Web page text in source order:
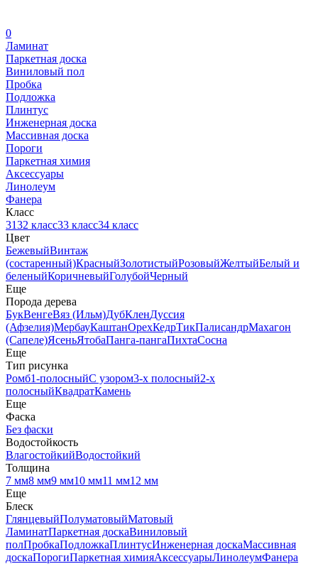
0
Ламинат
Паркетная доска
Виниловый пол
Пробка
Подложка
Плинтус
Инженерная доска
Массивная доска
Пороги
Паркетная химия
Аксессуары
Линолеум
Фанера
Класс
3132 класс33 класс34 класс
Цвет
БежевыйВинтаж
(состаренный)КрасныйЗолотистыйРозовыйЖелтыйБелый и
беленыйКоричневыйГолубойЧерный
Еще
Порода дерева
БукВенгеВяз (Ильм)ДубКленДуссия
(Афзелия)МербауКаштанОрехКедрТикПалисандрМахагон
(Сапеле)ЯсеньЯтобаПанга-пангаПихтаСосна
Еще
Тип рисунка
Ромб1-полосныйС узором3-х полосный2-х
полосныйКвадратКамень
Еще
Фаска
Без фаски
Водостойкость
ВлагостойкийВодостойкий
Толщина
7 мм8 мм9 мм10 мм11 мм12 мм
Еще
Блеск
ГлянцевыйПолуматовыйМатовый
ЛаминатПаркетная доскаВиниловый
полПробкаПодложкаПлинтусИнженерная доскаМассивная
доскаПорогиПаркетная химияАксессуарыЛинолеумФанера